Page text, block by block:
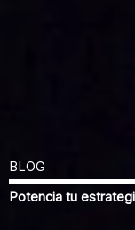
BLOG
Potencia tu